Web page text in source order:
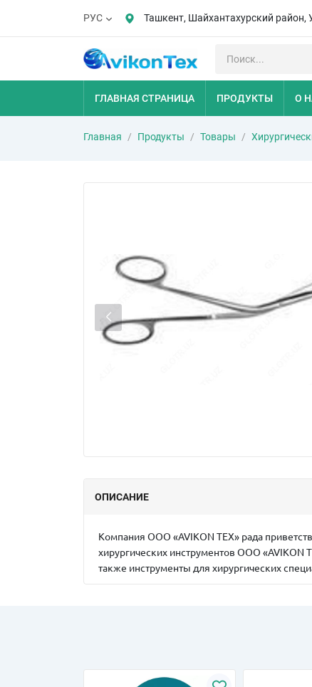
РУС Ташкент, Шайхантахурский
ГЛАВНАЯ СТРАНИЦА ПРОДУКТЫ О
Главная Продукты Товары
ОПИСАНИЕ
Компания ООО «AVIKON TEX» рада
хирургических инструментов ООО «AVIKON
также инструменты для хирургических